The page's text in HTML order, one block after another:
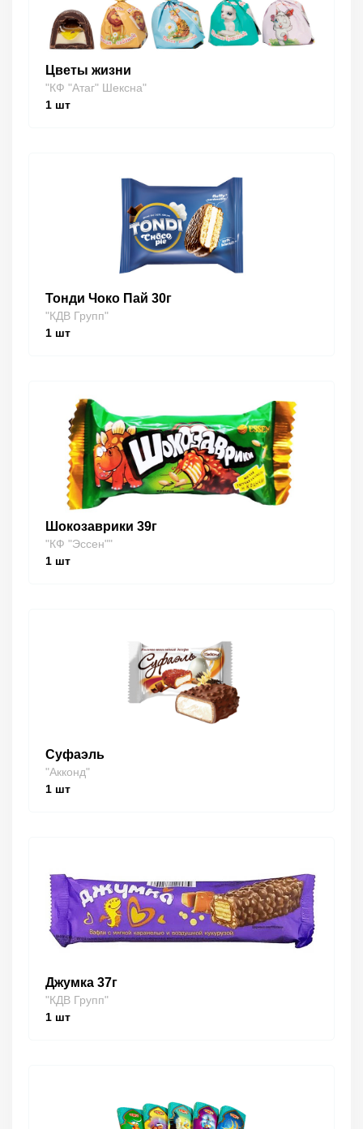
Цветы жизни
"КФ "Атаг" Шексна"
1 шт
Тонди Чоко Пай 30г
"КДВ Групп"
1 шт
Шокозаврики 39г
"КФ "Эссен""
1 шт
Суфаэль
"Акконд"
1 шт
Джумка 37г
"КДВ Групп"
1 шт